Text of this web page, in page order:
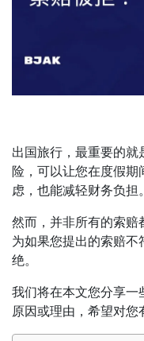
出国旅行，最重要的
险，可以让您在度假
虑，也能减轻财务负担。
然而，并非所有的索
为如果您提出的索赔
绝。
我们将在本文您分享
原因或理由，希望对您